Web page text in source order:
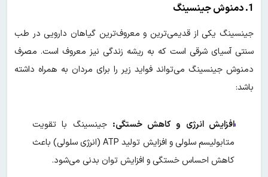
1. دمنوش جینسینگ
جینسینگ یکی از قدیمی‌ترین و معروف‌ترین گیاهان دارویی در طب
سنتی آسیای شرقی است که به ریشه زندگی نیز معروف است. مصرف
دمنوش جینسینگ می‌تواند فواید زیر را برای مردان به همراه داشته
باشد:
افزایش انرژی و کاهش خستگی: جینسینگ با تقویت
متابولیسم سلولی و افزایش تولید ATP (انرژی سلولی) باعث
کاهش احساس خستگی و افزایش توان بدنی می‌شود.